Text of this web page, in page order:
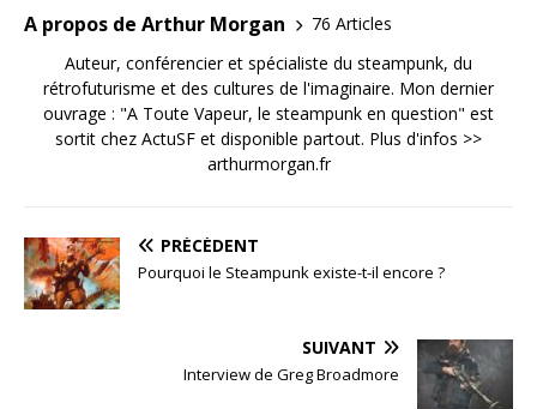
A propos de Arthur Morgan
76 Articles
Auteur, conférencier et spécialiste du steampunk, du
rétrofuturisme et des cultures de l'imaginaire. Mon dernier
ouvrage : "A Toute Vapeur, le steampunk en question" est
sortit chez ActuSF et disponible partout. Plus d'infos >>
arthurmorgan.fr
PRÉCÉDENT
Pourquoi le Steampunk existe-t-il encore ?
SUIVANT
Interview de Greg Broadmore